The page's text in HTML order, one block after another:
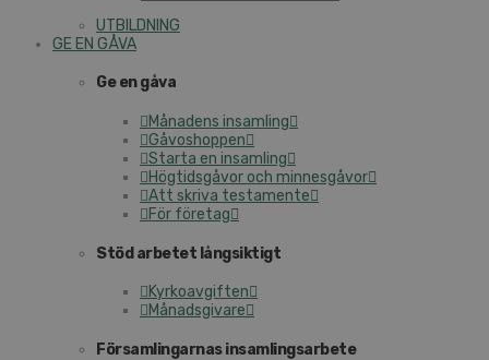
UTBILDNING
GE EN GÅVA
Ge en gåva
Månadens insamling
Gåvoshoppen
Starta en insamling
Högtidsgåvor och minnesgåvor
Att skriva testamente
För företag
Stöd arbetet långsiktigt
Kyrkoavgiften
Månadsgivare
Församlingarnas insamlingsarbete